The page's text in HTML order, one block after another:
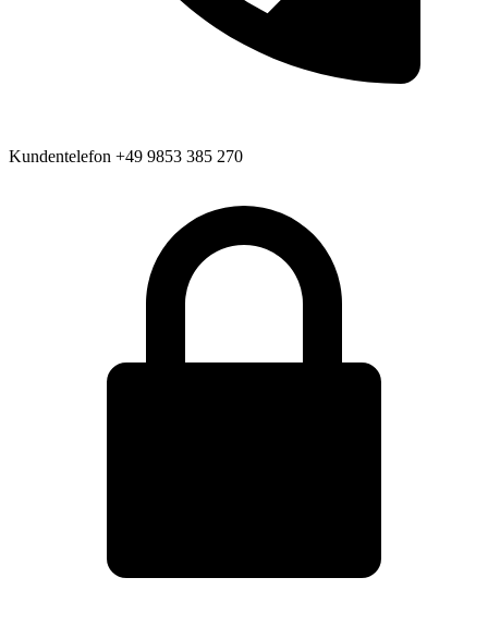
Kundentelefon +49 9853 385 270